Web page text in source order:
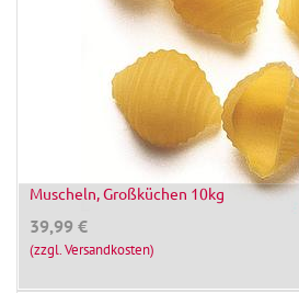
Muscheln, Großküchen 10kg
39,99 €
(zzgl. Versandkosten)